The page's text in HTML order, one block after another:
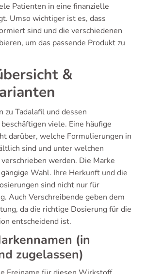
Patienten in eine finanzielle
Umso wichtiger ist es, dass
sind und die verschiedenen
um das passende Produkt zu
&
zu Tadalafil und dessen
viele. Eine häufige
darüber, welche Formulierungen in
sind und unter welchen
werden. Die Marke
Wahl. Ihre Herkunft und die
sind nicht nur für
Auch Verschreibende geben dem
da die richtige Dosierung für die
entscheidend ist.
(in
zugelassen)